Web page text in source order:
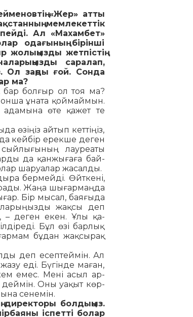
«Жер» атты
мемлекеттік
Ал «Махамбет»
ода­ғының бірінші
жо­лыңыз­ды жетпістің
са­ралап,
Ол заңды ғой. Сонда
ма?
болғыр ол тоя ма?
онша ұната қой­май­мын.
адамына өте қа­жет те
айтып кет­тіңіз,
кейбір ерек­ше деген
лау­реаты
да қанжығаға бай­
шаруалар жа­салды.
бермейді. Өйт­кені,
Жаңа шы­ғармаңда
Бір мысал, баяғыда
жақ­сы деп
– деген екен. Ұлы қа­
Бұл өзі барлық
бұдан жақсырақ
деп есептеймін. Ал
еді. Бүгінде ма­ған,
емес. Мені асыл ар­
деймін. Оны уақыт көр­
сенемін.
директоры болдыңыз.
іспетті болар